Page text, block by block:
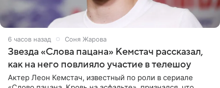
6 часов назад Соня Жарова
Звезда «Слова пацана» Кемстач рассказал,
как на него повлияло участие в телешоу
Актер Леон Кемстач, известный по роли в сериале